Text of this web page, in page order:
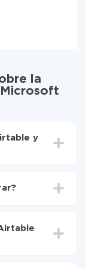
la
y
Microsoft
la